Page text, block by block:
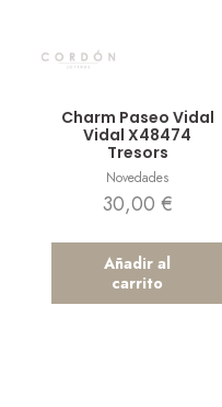
Charm Paseo Vidal
Vidal X48474
Tresors
Novedades
30,00 €
Añadir al
carrito